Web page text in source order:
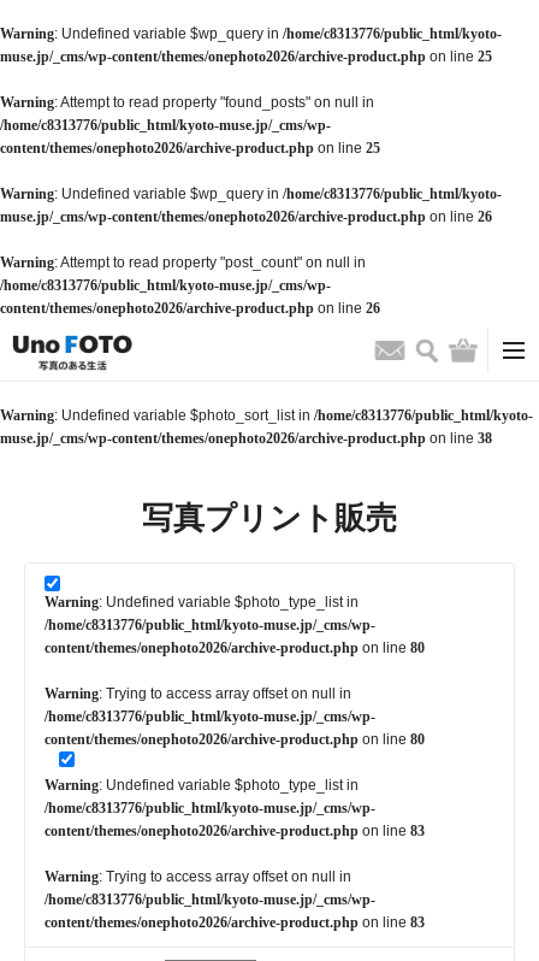
Warning: Undefined variable $wp_query in /home/c8313776/public_html/kyoto-
muse.jp/_cms/wp-content/themes/onephoto2026/archive-product.php on line 25
Warning: Attempt to read property "found_posts" on null in
/home/c8313776/public_html/kyoto-muse.jp/_cms/wp-
content/themes/onephoto2026/archive-product.php on line 25
Warning: Undefined variable $wp_query in /home/c8313776/public_html/kyoto-
muse.jp/_cms/wp-content/themes/onephoto2026/archive-product.php on line 26
Warning: Attempt to read property "post_count" on null in
/home/c8313776/public_html/kyoto-muse.jp/_cms/wp-
content/themes/onephoto2026/archive-product.php on line 26
お問い合わせ
検索 バッグ
Warning: Undefined variable $photo_sort_list in /home/c8313776/public_html/kyoto-
muse.jp/_cms/wp-content/themes/onephoto2026/archive-product.php on line 38
写真プリント販売
Warning: Undefined variable $photo_type_list in
/home/c8313776/public_html/kyoto-muse.jp/_cms/wp-
content/themes/onephoto2026/archive-product.php on line 80
Warning: Trying to access array offset on null in
/home/c8313776/public_html/kyoto-muse.jp/_cms/wp-
content/themes/onephoto2026/archive-product.php on line 80
Warning: Undefined variable $photo_type_list in
/home/c8313776/public_html/kyoto-muse.jp/_cms/wp-
content/themes/onephoto2026/archive-product.php on line 83
Warning: Trying to access array offset on null in
/home/c8313776/public_html/kyoto-muse.jp/_cms/wp-
content/themes/onephoto2026/archive-product.php on line 83